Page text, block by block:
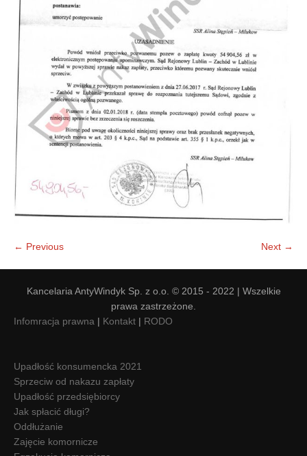
← Previous Next →
Kancelaria AntyWindyk Sp. z o.o. © 2015 - 2022 | Wszelkie
prawa zastrzeżone.
Infomracja prawna | Kontakt | RODO
Upadłość konsumencka 2021
Sprzeciw od nakazu zapłaty
Upadłość przedsiębiorcy
Jak spłacić długi?
Oddłużanie
Zajęcie komornicze